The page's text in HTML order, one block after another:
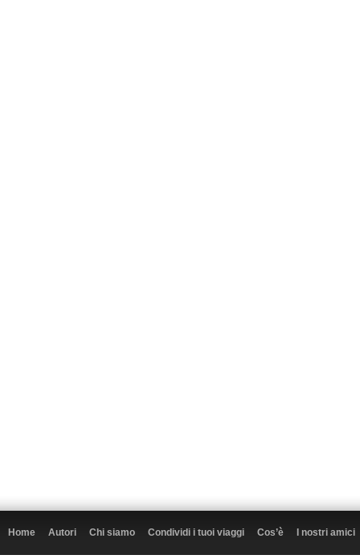
Home Autori Chi siamo Condividi i tuoi viaggi Cos’è I nostri amici